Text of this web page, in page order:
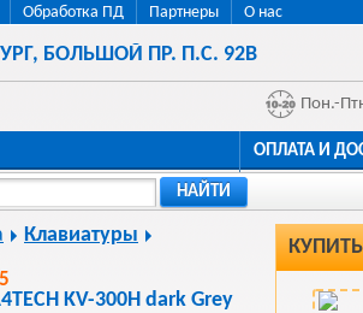
Обработка ПД Партнеры
О нас
, БОЛЬШОЙ ПР. П.С. 92В
Пон.-
ОПЛАТА И
НАЙТИ
Клавиатуры
KV-300H dark Grey